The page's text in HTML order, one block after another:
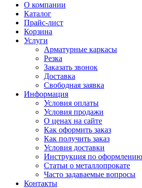
О компании
Каталог
Прайс-лист
Корзина
Услуги
Арматурные каркасы
Резка
Заказать звонок
Доставка
Свободная заявка
Информация
Условия оплаты
Условия продажи
О ценах на сайте
Как оформить заказ
Как получить заказ
Условия доставки
Инструкция по оформлению
Статьи о металлопрокате
Часто задаваемые вопросы
Контакты